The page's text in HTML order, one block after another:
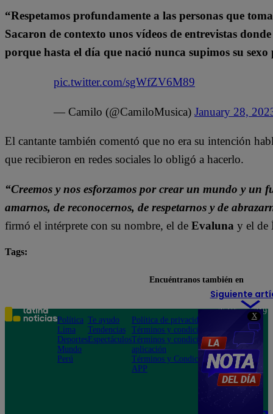
X
“Respetamos profundamente a las personas que
Sacaron de contexto unos vídeos de entrevistas
porque hasta el día que nació nunca supimos su
pic.twitter.com/sgWfZV6M89
— Camilo (@CamiloMusica) January 28,
El cantante también comentó que no era su intención
que recibieron en redes sociales lo obligó a hacerlo.
“Creemos y nos esforzamos por crear un mundo y un
amarnos, de reconocernos, de respetarnos y de
firmó el intérprete con su nombre, el de Evaluna y el de
Tags:
Siguiente
Encuéntranos también en
Política
Lima
Deportes
Mundo
Perú
Te ayudo
Tendencias
Espectáculos
Política de privacidad
Términos y condiciones
Términos y condiciones
aplicación
Términos y Condiciones
APP
Teléfono: 219
Av. San
Felipe 968
Jesús María